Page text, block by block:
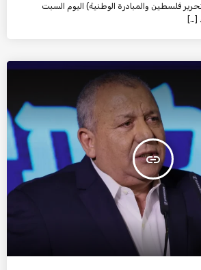
فلسطين والمبادرة الوطنية) اليوم السبت
insert_link